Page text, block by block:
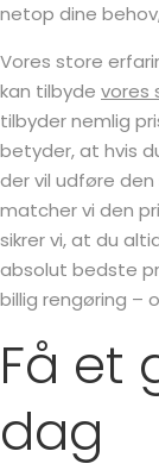
netop dine
Vores store
kan tilbyde vores
tilbyder nemlig
betyder, at hvis
der vil udføre
matcher vi den
sikrer vi, at du
absolut bedste
billig rengøring –
Få et
dag